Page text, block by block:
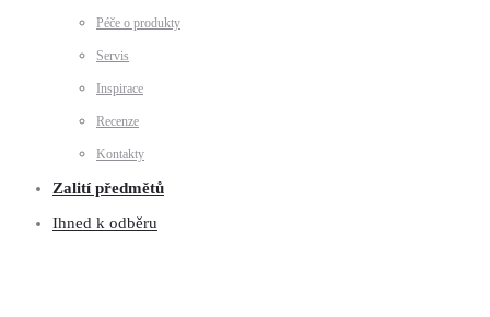
Péče o produkty
Servis
Inspirace
Recenze
Kontakty
Zalití předmětů
Ihned k odběru